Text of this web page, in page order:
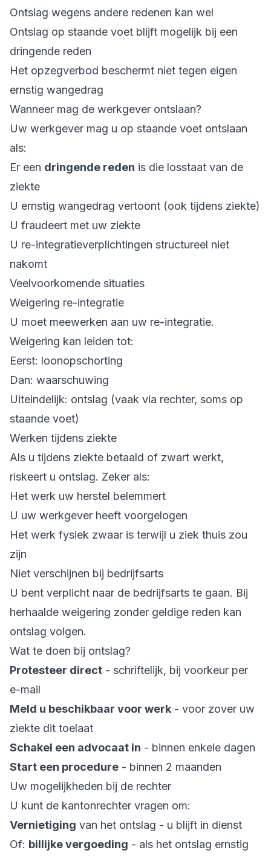
Ontslag wegens andere redenen kan wel
Ontslag op staande voet blijft mogelijk bij een
dringende reden
Het opzegverbod beschermt niet tegen eigen
ernstig wangedrag
Wanneer mag de werkgever ontslaan?
Uw werkgever mag u op staande voet ontslaan
als:
Er een dringende reden is die losstaat van de
ziekte
U ernstig wangedrag vertoont (ook tijdens ziekte)
U fraudeert met uw ziekte
U re-integratieverplichtingen structureel niet
nakomt
Veelvoorkomende situaties
Weigering re-integratie
U moet meewerken aan uw re-integratie.
Weigering kan leiden tot:
Eerst: loonopschorting
Dan: waarschuwing
Uiteindelijk: ontslag (vaak via rechter, soms op
staande voet)
Werken tijdens ziekte
Als u tijdens ziekte betaald of zwart werkt,
riskeert u ontslag. Zeker als:
Het werk uw herstel belemmert
U uw werkgever heeft voorgelogen
Het werk fysiek zwaar is terwijl u ziek thuis zou
zijn
Niet verschijnen bij bedrijfsarts
U bent verplicht naar de bedrijfsarts te gaan. Bij
herhaalde weigering zonder geldige reden kan
ontslag volgen.
Wat te doen bij ontslag?
Protesteer direct - schriftelijk, bij voorkeur per
e-mail
Meld u beschikbaar voor werk - voor zover uw
ziekte dit toelaat
Schakel een advocaat in - binnen enkele dagen
Start een procedure - binnen 2 maanden
Uw mogelijkheden bij de rechter
U kunt de kantonrechter vragen om:
Vernietiging van het ontslag - u blijft in dienst
Of: billijke vergoeding - als het ontslag ernstig